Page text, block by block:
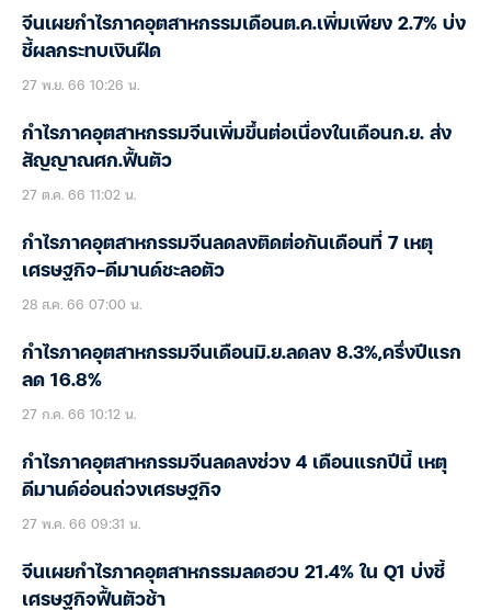
จีนเผยกำไรภาคอุตสาหกรรมเดือนต.ค.เพิ่มเพียง 2.7% บ่ง
ชี้ผลกระทบเงินฝืด
27 พ.ย. 66 10:26 น.
กำไรภาคอุตสาหกรรมจีนเพิ่มขึ้นต่อเนื่องในเดือนก.ย. ส่ง
สัญญาณศก.ฟื้นตัว
27 ต.ค. 66 11:02 น.
กำไรภาคอุตสาหกรรมจีนลดลงติดต่อกันเดือนที่ 7 เหตุ
เศรษฐกิจ-ดีมานด์ชะลอตัว
28 ส.ค. 66 07:00 น.
กำไรภาคอุตสาหกรรมจีนเดือนมิ.ย.ลดลง 8.3%,ครึ่งปีแรก
ลด 16.8%
27 ก.ค. 66 10:12 น.
กำไรภาคอุตสาหกรรมจีนลดลงช่วง 4 เดือนแรกปีนี้ เหตุ
ดีมานด์อ่อนถ่วงเศรษฐกิจ
27 พ.ค. 66 09:31 น.
จีนเผยกำไรภาคอุตสาหกรรมลดฮวบ 21.4% ใน Q1 บ่งชี้
เศรษฐกิจฟื้นตัวช้า